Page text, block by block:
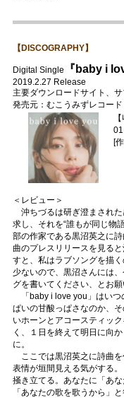
【DISCOGRAPHY】
Digital Single 『baby i
2019.2.27 Release
主要ダウンロードサイト、
発売元：むこうみずレコー
[
＜レビュー＞
沖ちづるは研ぎ澄まされ
求し、それを“誰もが同じ物
部の作家である黒沼英之に
曲のプレスリリースを見る
すと、私はラブソングを描
少ないので、黒沼さんには
グを書いてください、とお
「baby i love you」はいつ
ぱいの甘酸っぱさなのか、
いホーンとアコースティッ
く、１日を終えて明日に向
に。
ここでは黒沼英之に詩曲
表情が垣間見える気がする
掻き立てる。あなたに「あ
「あなたの歌を歌うから」